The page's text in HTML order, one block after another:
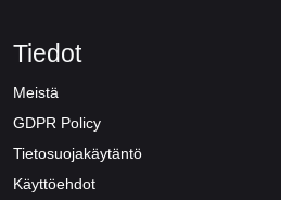
Tiedot
Meistä
GDPR Policy
Tietosuojakäytäntö
Käyttöehdot